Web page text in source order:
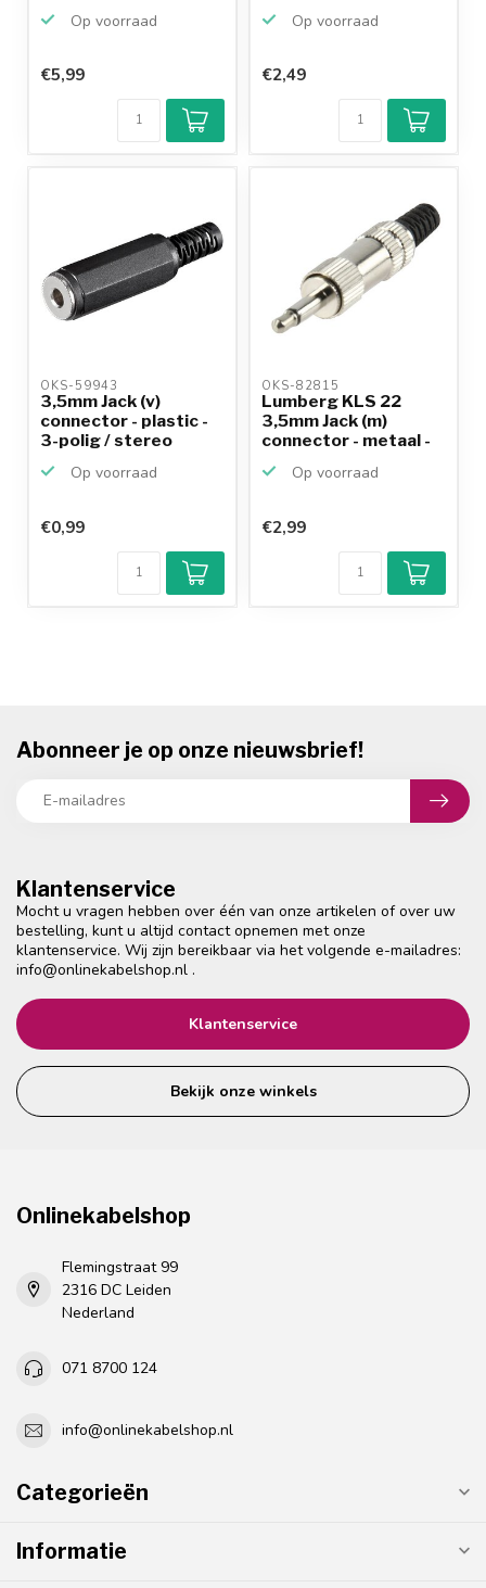
Op voorraad
€5,99
Op voorraad
9,2/10
Achteraf
betalen mogelijk
€2,49
OKS-59943
3,5mm Jack (v)
connector - plastic -
3-polig / stereo
Op voorraad
€0,99
OKS-82815
Lumberg KLS 22
3,5mm Jack (m)
connector - metaal -
Op voorraad
€2,99
Klantenservice
Mocht u vragen hebben over één van onze artikelen of over uw
bestelling, kunt u altijd contact opnemen met onze
klantenservice. Wij zijn bereikbaar via het volgende e-mailadres:
info@onlinekabelshop.nl .
Klantenservice
Bekijk onze winkels
Abonneer je op onze nieuwsbrief!
Onlinekabelshop
Flemingstraat 99
2316 DC Leiden
Nederland
071 8700 124
info@onlinekabelshop.nl
Categorieën
Informatie